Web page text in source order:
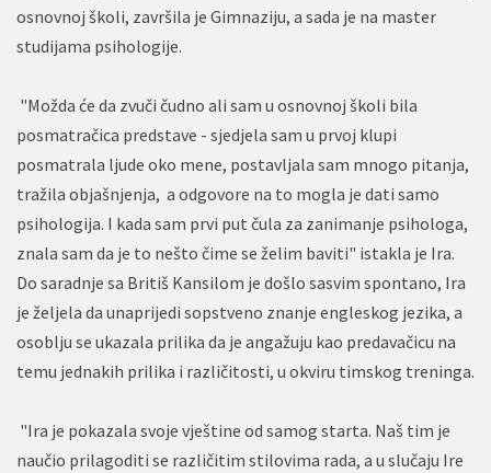
osnovnoj školi, završila je Gimnaziju, a sada je na master
studijama psihologije.
"Možda će da zvuči čudno ali sam u osnovnoj školi bila
posmatračica predstave - sjedjela sam u prvoj klupi
posmatrala ljude oko mene, postavljala sam mnogo pitanja,
tražila objašnjenja, a odgovore na to mogla je dati samo
psihologija. I kada sam prvi put čula za zanimanje psihologa,
znala sam da je to nešto čime se želim baviti" istakla je Ira.
Do saradnje sa Britiš Kansilom je došlo sasvim spontano, Ira
je željela da unaprijedi sopstveno znanje engleskog jezika, a
osoblju se ukazala prilika da je angažuju kao predavačicu na
temu jednakih prilika i različitosti, u okviru timskog treninga.
"Ira je pokazala svoje vještine od samog starta. Naš tim je
naučio prilagoditi se različitim stilovima rada, a u slučaju Ire